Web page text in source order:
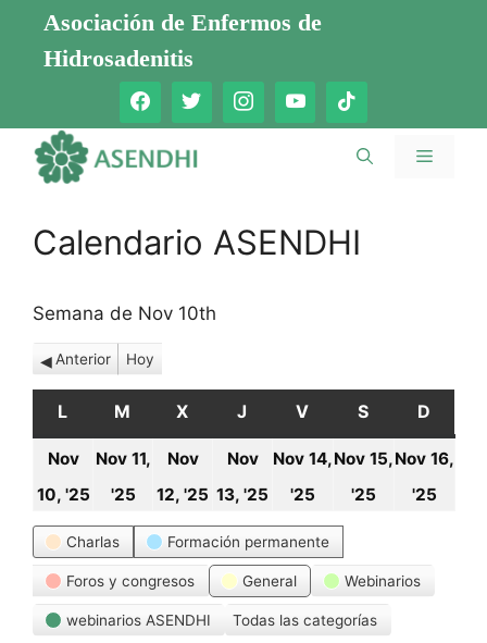
Saltar
contenido
Asociación de Enfermos de
Hidrosadenitis
Menú
Calendario ASENDHI
Semana de Nov 10th
Anterior Hoy
L LUNES
M MARTES
X MIÉRCOLES
J JUEVES
V VIERNES
S SÁBADO
D
Nov
10, '25
10
noviembre,
2025
Nov 11,
'25
11
noviembre,
2025
Nov
12, '25 12
noviembre,
2025
Nov
13, '25
13
noviembre,
2025
Nov 14,
'25
noviembre,
2025
Nov 15,
'25
2025
Nov 16,
'25
Categorías
Charlas Formación permanente
Foros y congresos General Webinarios
webinarios ASENDHI Todas las categorías